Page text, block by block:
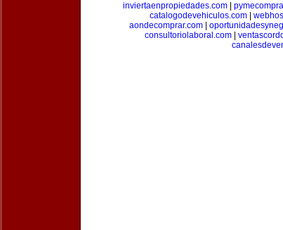
inviertaenpropiedades.com|
catalogodevehiculos.com|
aondecomprar.com
consultoriolaboral.com